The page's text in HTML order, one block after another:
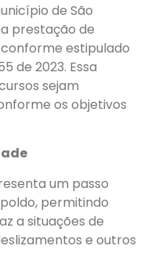
de São
prestação de
estipulado
de 2023. Essa
sejam
os objetivos
um passo
permitindo
a situações de
e outros